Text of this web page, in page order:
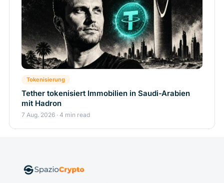
Tokenisierung
Tether tokenisiert Immobilien in Saudi-Arabien
mit Hadron
7 Aug. 2026 · 4 min read